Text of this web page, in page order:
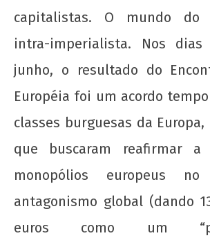
Nota Política da UJC - PARA ALÉM
SUSPENSÃO: Pela revogação
"Novo" Ensino Médio!
22 de
agosto
de
wp-
admin
capitalistas. O mundo do
intra-imperialista. Nos
junho, o resultado do
Européia foi um acordo
classes burguesas da Europa,
que buscaram reafirmar a
monopólios europeus
antagonismo global (dando
euros como um